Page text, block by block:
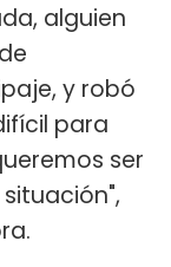
alguien
y robó
para
ser